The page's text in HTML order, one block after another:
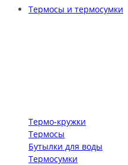
Термосы и термосумки
Термо-кружки
Термосы
Бутылки для воды
Термосумки